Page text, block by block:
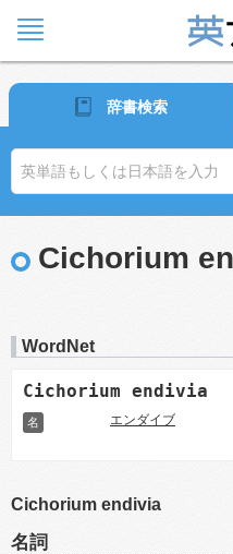
辞書検索
Cichorium
WordNet
Cichorium endivia
名 エンダイブ
Cichorium endivia
名詞